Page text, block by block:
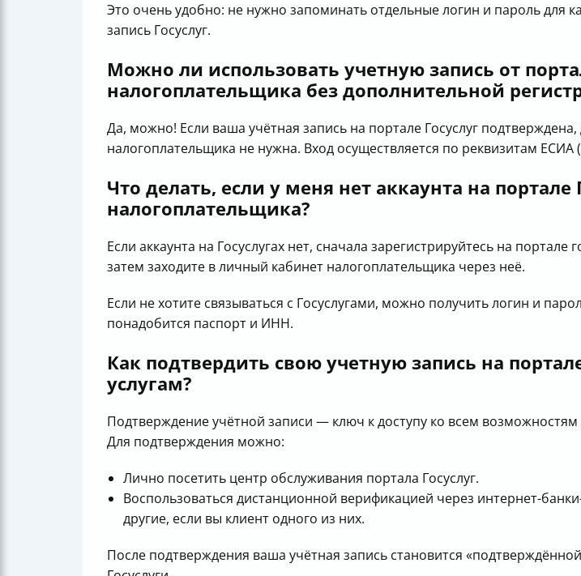
Это очень удобно: не нужно запоминать отдельные логин и пароль
запись Госуслуг.
Можно ли использовать учетную запись от
налогоплательщика без дополнительной
Да, можно! Если ваша учётная запись на портале Госуслуг
налогоплательщика не нужна. Вход осуществляется по реквизитам
Что делать, если у меня нет аккаунта на
налогоплательщика?
Если аккаунта на Госуслугах нет, сначала зарегистрируйтесь на
затем заходите в личный кабинет налогоплательщика через неё.
Если не хотите связываться с Госуслугами, можно получить логин и
понадобится паспорт и ИНН.
Как подтвердить свою учетную запись на
услугам?
Подтверждение учётной записи — ключ к доступу ко всем возможностям
Для подтверждения можно:
Лично посетить центр обслуживания портала Госуслуг.
Воспользоваться дистанционной верификацией через интернет-
другие, если вы клиент одного из них.
После подтверждения ваша учётная запись становится